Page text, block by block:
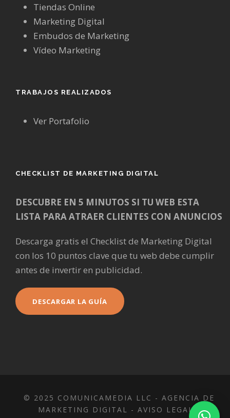
Tiendas Online
Marketing Digital
Embudos de Marketing
Vídeo Marketing
TRABAJOS REALIZADOS
Ver Portafolio
CHECKLIST DE MARKETING DIGITAL
DESCUBRE EN 5 MINUTOS SI TU WEB ESTA
LISTA PARA ATRAER CLIENTES CON ANUNCIOS
Descarga gratis el Checklist de Marketing Digital
con los 10 puntos clave que tu web debe cumplir
antes de invertir en publicidad.
DESCARGAR LA GUÍA
© 2025 COMUNICAMEDIA LLC - AGENCIA DE
MARKETING DIGITAL - AVISO LEGAL-